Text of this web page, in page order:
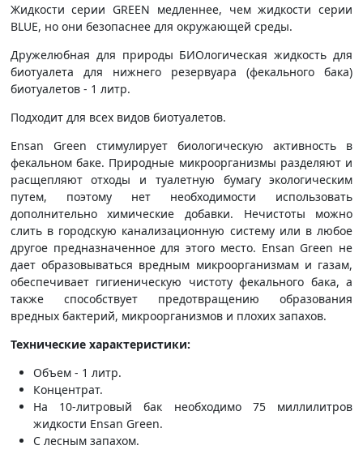
Жидкости серии GREEN медленнее, чем жидкости серии
BLUE, но они безопаснее для окружающей среды.
Дружелюбная для природы БИОлогическая жидкость для
биотуалета для нижнего резервуара (фекального бака)
биотуалетов - 1 литр.
Подходит для всех видов биотуалетов.
Ensan Green стимулирует биологическую активность в
фекальном баке. Природные микроорганизмы разделяют и
расщепляют отходы и туалетную бумагу экологическим
путем, поэтому нет необходимости использовать
дополнительно химические добавки. Нечистоты можно
слить в городскую канализационную систему или в любое
другое предназначенное для этого место. Ensan Green не
дает образовываться вредным микроорганизмам и газам,
обеспечивает гигиеническую чистоту фекального бака, а
также способствует предотвращению образования
вредных бактерий, микроорганизмов и плохих запахов.
Технические характеристики:
Объем - 1 литр.
Концентрат.
На 10-литровый бак необходимо 75 миллилитров
жидкости Ensan Green.
С лесным запахом.